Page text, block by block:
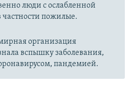
люди с ослабленной
пожилые.
организация
вспышку заболевания,
пандемией.